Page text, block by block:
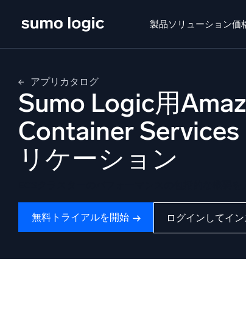
製品ソリューション価
プラットフォーム
監視、トラブルシューティング、自動化、防御
AI/ML 搭載
アプリカタログ
Sumo Logic用
Container
リケーション
無料トライアルを開始 ログインしてイ